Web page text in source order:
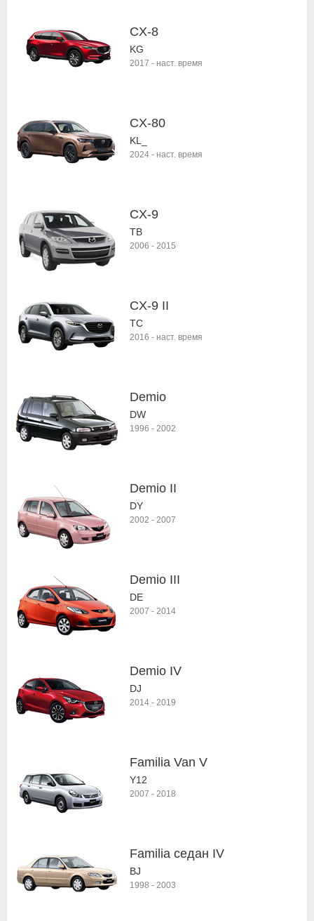
CX-8
KG
2017 - наст. время
CX-80
KL_
2024 - наст. время
CX-9
TB
2006 - 2015
CX-9 II
TC
2016 - наст. время
Demio
DW
1996 - 2002
Demio II
DY
2002 - 2007
Demio III
DE
2007 - 2014
Demio IV
DJ
2014 - 2019
Familia Van V
Y12
2007 - 2018
Familia седан IV
BJ
1998 - 2003